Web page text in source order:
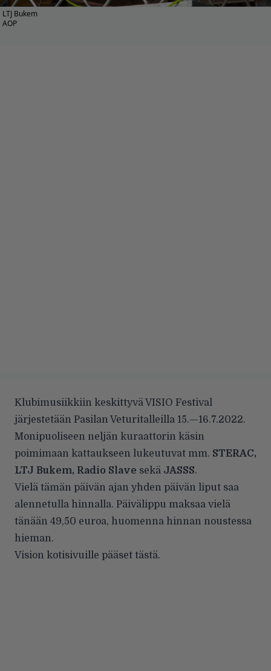
LTJ Bukem
AOP
Klubimusiikkiin keskittyvä VISIO Festival
järjestetään Pasilan Veturitalleilla 15.—16.7.2022.
Monipuoliseen neljän kuraattorin käsin
poimimaan kattaukseen lukeutuvat mm. STERAC,
LTJ Bukem, Radio Slave sekä JASSS.
Vielä tämän päivän ajan yhden päivän liput saa
alennetulla hinnalla. Päivälippu maksaa vielä
tänään 49,50 euroa, huomenna hinnan noustessa
hieman.
Vision kotisivuille pääset tästä.